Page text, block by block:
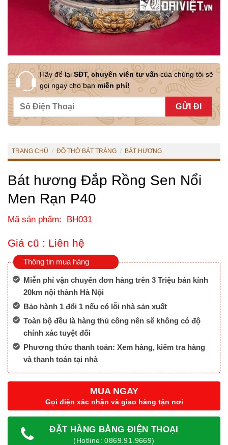
Hãy để lạiSĐT, chuyên viên tư vấncủa chúng tôi sẽ
gọi ngay cho bạnmiễn phí!
TRANG CHỦ / ĐỒ THỜ BÁT TRÀNG / BÁT HƯƠNG
Bát hương Đắp Rồng Sen Nổi
Men Rạn P40
Mã sản phẩm: BH031
Giá cũ : Liên hệ
Thông tin mua hàng
Miễn phí vận chuyển đơn hàng trên 3 Triệu bán kính
20km nội thành Hà Nội
Bảo hành 1 đổi 1 nếu có lỗi nhà sản xuất
Toàn bộ đều là hàng thủ công nên sẽ không có độ
chính xác tuyệt đối
Phương thức thanh toán: Xem hàng, kiểm tra hàng
và thanh toán tại nhà
MUA NGAY
Gọi điện xác nhận và giao hàng tận nơi
ĐẶT HÀNG BẰNG ĐIỆN THOẠI
(Hotline: 0869.91.9669)